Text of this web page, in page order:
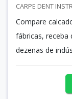
CARPE DENT
Compare
fábricas, receba
dezenas de